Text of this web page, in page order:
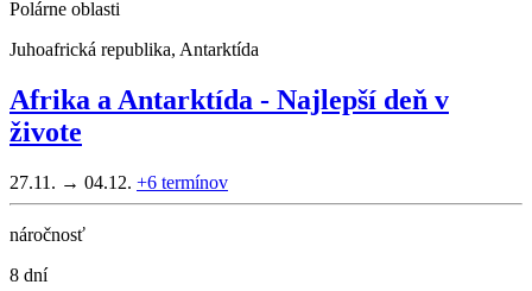
Polárne oblasti
Juhoafrická republika, Antarktída
Afrika a Antarktída - Najlepší deň v
živote
27.11. → 04.12. +6 termínov
náročnosť
8 dní